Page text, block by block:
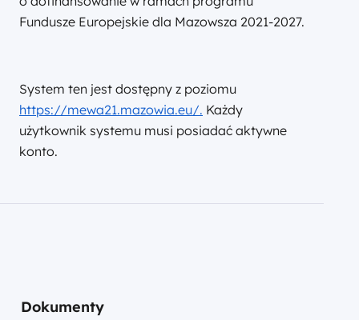
Fundusze Europejskie dla Mazowsza 2021-2027.
System ten jest dostępny z poziomu
https://mewa21.mazowia.eu/. Każdy
użytkownik systemu musi posiadać aktywne
konto.
Dokumenty